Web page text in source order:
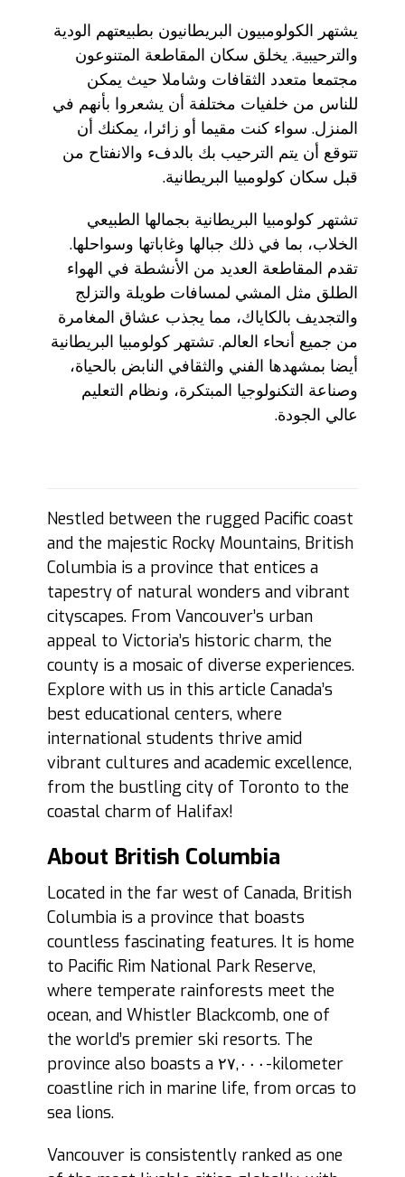
يشتهر الكولومبيون البريطانيون بطبيعتهم الودية
والترحيبية. يخلق سكان المقاطعة المتنوعون
مجتمعا متعدد الثقافات وشاملا حيث يمكن
للناس من خلفيات مختلفة أن يشعروا بأنهم في
المنزل. سواء كنت مقيما أو زائرا، يمكنك أن
تتوقع أن يتم الترحيب بك بالدفء والانفتاح من
قبل سكان كولومبيا البريطانية.
تشتهر كولومبيا البريطانية بجمالها الطبيعي
الخلاب، بما في ذلك جبالها وغاباتها وسواحلها.
تقدم المقاطعة العديد من الأنشطة في الهواء
الطلق مثل المشي لمسافات طويلة والتزلج
والتجديف بالكاياك، مما يجذب عشاق المغامرة
من جميع أنحاء العالم. تشتهر كولومبيا البريطانية
أيضا بمشهدها الفني والثقافي النابض بالحياة،
وصناعة التكنولوجيا المبتكرة، ونظام التعليم
عالي الجودة.
Nestled between the rugged Pacific coast
and the majestic Rocky Mountains, British
Columbia is a province that entices a
tapestry of natural wonders and vibrant
cityscapes. From Vancouver’s urban
appeal to Victoria’s historic charm, the
county is a mosaic of diverse experiences.
Explore with us in this article Canada’s
best educational centers, where
international students thrive amid
vibrant cultures and academic excellence,
from the bustling city of Toronto to the
coastal charm of Halifax!
About British Columbia
Located in the far west of Canada, British
Columbia is a province that boasts
countless fascinating features. It is home
to Pacific Rim National Park Reserve,
where temperate rainforests meet the
ocean, and Whistler Blackcomb, one of
the world’s premier ski resorts. The
province also boasts a ٢٧,٠٠٠-kilometer
coastline rich in marine life, from orcas to
sea lions.
Vancouver is consistently ranked as one